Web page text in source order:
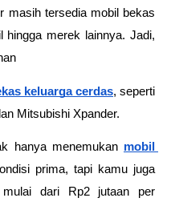
masih tersedia mobil bekas
hingga merek lainnya. Jadi,
keluarga cerdas, seperti
Mitsubishi Xpander.
hanya menemukan mobil
prima, tapi kamu juga
dari Rp2 jutaan per